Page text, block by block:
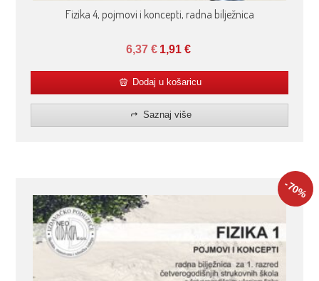
Fizika 4, pojmovi i koncepti, radna bilježnica
6,37 € 1,91 €
Dodaj u košaricu
Saznaj više
-70%